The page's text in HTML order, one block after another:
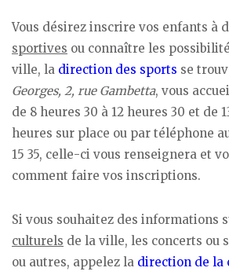
Vous désirez inscrire vos enfants à
sportives ou connaître les
ville, la direction des sports se
Georges, 2, rue Gambetta, vous
de 8 heures 30 à 12 heures 30 et de
heures sur place ou par téléphone
15 35, celle-ci vous renseignera et
comment faire vos inscriptions.
Si vous souhaitez des informations
culturels de la ville, les concerts ou
ou autres, appelez la direction de la